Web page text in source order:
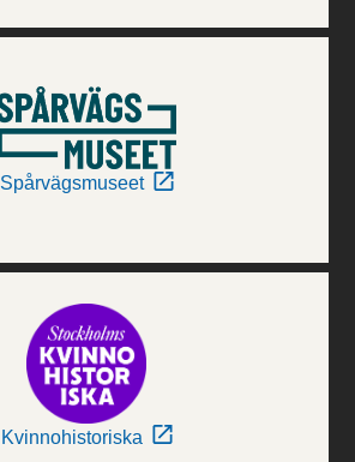
Spårvägsmuseet
Kvinnohistoriska